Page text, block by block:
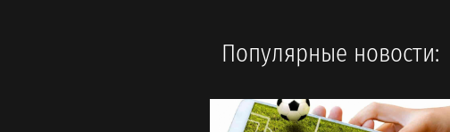
Популярные новости: